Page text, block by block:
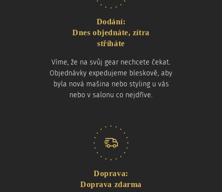
Dodání:
Dnes objednáte, zítra
stříháte
Víme, že na svůj gear nechcete čekat.
Objednávky expedujeme bleskově, aby
byla nová mašina nebo styling u vás
nebo v salonu co nejdříve.
Doprava:
Doprava zdarma